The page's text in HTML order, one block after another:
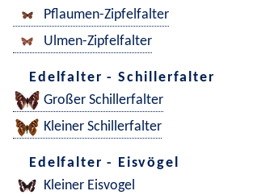
Pflaumen-Zipfelfalter
Ulmen-Zipfelfalter
Edelfalter - Schillerfalter
Großer Schillerfalter
Kleiner Schillerfalter
Edelfalter - Eisvögel
Kleiner Eisvogel